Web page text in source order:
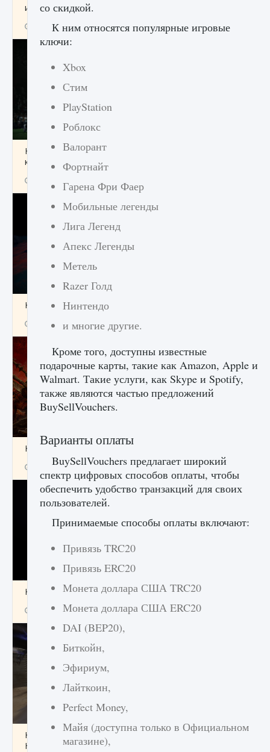
игре Creatures of Ava
9 августа 2024 1 164 0 0
Как исправить ошибку EA FC 25 beta,
которая не работает
Как создавать предметы в Creatures of Ava
9 августа 2024 1 266
Как найти Гробницу Изгоев в Diablo 4
9 августа 2024 1 337 0 0
Как получить Thunder Egg в Stardew Valley
9 августа 2024 1 244 0 0
Как исправить неработающие награды For
Honor
со скидкой.
К ним относятся популярные игровые
ключи:
Xbox
Стим
PlayStation
Роблокс
Валорант
Фортнайт
Гарена Фри Фаер
Мобильные легенды
Лига Легенд
Апекс Легенды
Метель
Razer Голд
Нинтендо
и многие другие.
Кроме того, доступны известные
подарочные карты, такие как Amazon, Apple и
Walmart. Такие услуги, как Skype и Spotify,
также являются частью предложений
BuySellVouchers.
Варианты оплаты
BuySellVouchers предлагает широкий
спектр цифровых способов оплаты, чтобы
обеспечить удобство транзакций для своих
пользователей.
Принимаемые способы оплаты включают:
Привязь TRC20
Привязь ERC20
Монета доллара США TRC20
Монета доллара США ERC20
DAI (BEP20),
Биткойн,
Эфириум,
Лайткоин,
Perfect Money,
Майя (доступна только в Официальном
магазине),